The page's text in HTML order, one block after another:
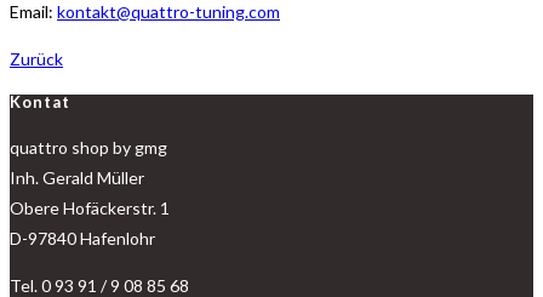
Email: kontakt@quattro-tuning.com
Zurück
Kontat
quattro shop by gmg
Inh. Gerald Müller
Obere Hofäckerstr. 1
D-97840 Hafenlohr
Tel. 0 93 91 / 9 08 85 68